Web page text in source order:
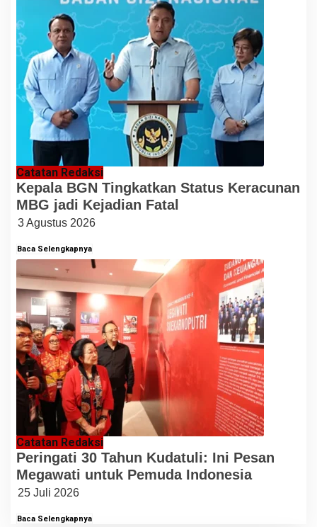
Catatan Redaksi
Kepala BGN Tingkatkan Status Keracunan
MBG jadi Kejadian Fatal
3 Agustus 2026
Baca Selengkapnya
Catatan Redaksi
Peringati 30 Tahun Kudatuli: Ini Pesan
Megawati untuk Pemuda Indonesia
25 Juli 2026
Baca Selengkapnya